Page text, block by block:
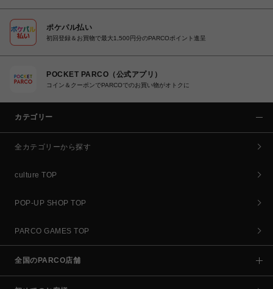
ポケパル払い
初回登録＆お買物で最大1,500円分のPARCOポイント進呈
POCKET PARCO（公式アプリ）
コイン＆クーポンでPARCOでのお買い物がオトクに
カテゴリー
全カテゴリーから探す
culture TOP
POP-UP SHOP TOP
PARCO GAMES TOP
全国のPARCO店舗